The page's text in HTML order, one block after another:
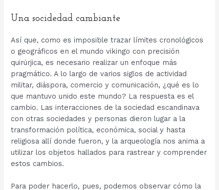
Una socidedad cambiante
Así que, como es imposible trazar límites cronológicos
o geográficos en el mundo vikingo con precisión
quirúrjica, es necesario realizar un enfoque más
pragmático. A lo largo de varios siglos de actividad
militar, diáspora, comercio y comunicación, ¿qué es lo
que mantuvo unido este mundo? La respuesta es el
cambio. Las interacciones de la sociedad escandinava
con otras sociedades y personas dieron lugar a la
transformación política, económica, social y hasta
religiosa allí donde fueron, y la arqueología nos anima a
utilizar los objetos hallados para rastrear y comprender
estos cambios.
Para poder hacerlo, pues, podemos observar cómo la